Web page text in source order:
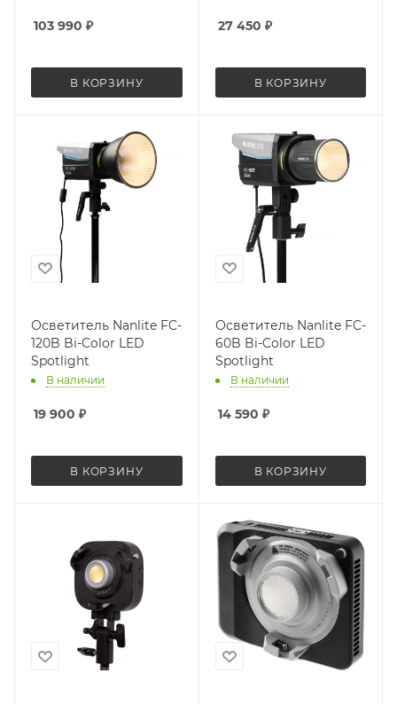
103 990 ₽
В КОРЗИНУ
27 450 ₽
В КОРЗИНУ
Осветитель Nanlite FC-
120B Bi-Color LED
Spotlight
В наличии
19 900 ₽
В КОРЗИНУ
Осветитель Nanlite FC-
60B Bi-Color LED
Spotlight
В наличии
14 590 ₽
В КОРЗИНУ